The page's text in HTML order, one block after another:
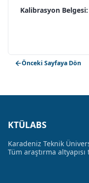
Kalibrasyon Belgesi:
Önceki Sayfaya Dön
KTÜLABS
Karadeniz Teknik
Tüm araştırma